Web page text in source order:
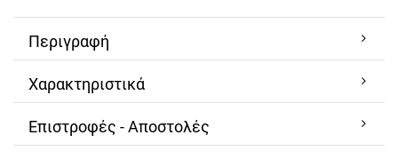
Περιγραφή
Χαρακτηριστικά
Επιστροφές - Αποστολές